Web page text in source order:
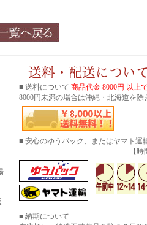
■ 送料について 商品代金 8000円 以上
8000円未満の場合は沖縄・北海道を除
■ 安心のゆうパック、またはヤマト運
【時間帯指
■ 納期について